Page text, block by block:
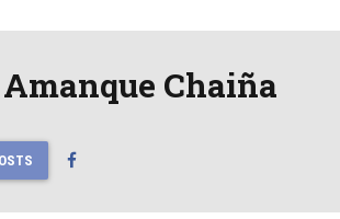
Chaiña